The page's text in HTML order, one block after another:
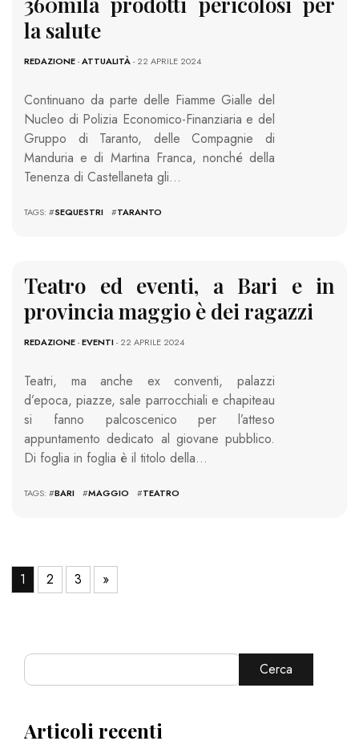
la salute
REDAZIONE-ATTUALITÀ- 22 APRILE 2024
Continuano da parte delle Fiamme Gialle del
Nucleo di Polizia Economico-Finanziaria e del
Gruppo di Taranto, delle Compagnie di
Manduria e di Martina Franca, nonché della
Tenenza di Castellaneta gli…
TAGS: #SEQUESTRI #TARANTO
Teatro ed eventi, a Bari e in
provincia maggio è dei ragazzi
REDAZIONE-EVENTI- 22 APRILE 2024
Teatri, ma anche ex conventi, palazzi
d’epoca, piazze, sale parrocchiali e chapiteau
si fanno palcoscenico per l’atteso
appuntamento dedicato al giovane pubblico.
Di foglia in foglia è il titolo della…
TAGS: #BARI #MAGGIO #TEATRO
1 2 3 »
Cerca
Articoli recenti